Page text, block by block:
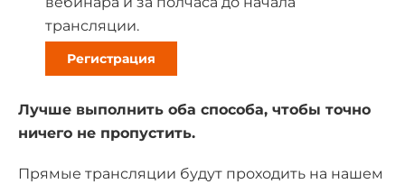
трансляции.
Регистрация
Лучше выполнить оба способа, чтобы точно
ничего не пропустить.
Прямые трансляции будут проходить на нашем